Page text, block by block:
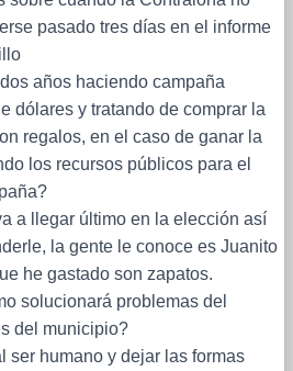
pasado tres días en el informe
años haciendo campaña
dólares y tratando de comprar la
regalos, en el caso de ganar la
los recursos públicos para el
a llegar último en la elección así
la gente le conoce es Juanito
he gastado son zapatos.
solucionará problemas del
del municipio?
ser humano y dejar las formas